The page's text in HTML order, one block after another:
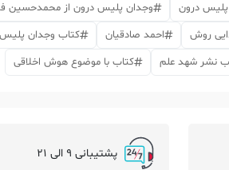
درون وجدان پلیس درون از محمدحسین
روش احمد صادقیان
کتاب وجدان
نشر شهد علم کتاب با موضوع هوش اخلاقی
پشتیبانی 9 الی 21